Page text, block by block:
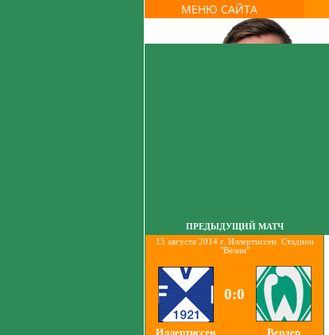
МЕНЮ САЙТА
ПРЕДЫДУЩИЙ МАТЧ
15 августа 2014 г. Иллертиссен. Стадион
"Вёлин"
0:0
Иллертиссен Вердер